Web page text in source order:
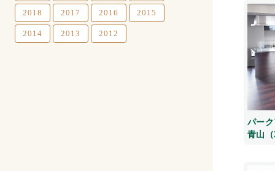
2018 2017 2016 2015
2014 2013 2012
パー
青山（